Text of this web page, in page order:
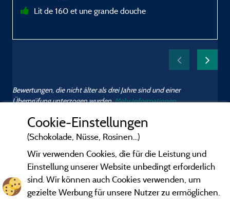
Lit de 160 et une grande douche
Bewertungen, die nicht älter als drei Jahre sind und einer
Überprüfung unterzogen wurden.Mehr Informationen
Cookie-Einstellungen
(Schokolade, Nüsse, Rosinen...)
Wir verwenden Cookies, die für die Leistung und
Einstellung unserer Website unbedingt erforderlich
sind. Wir können auch Cookies verwenden, um
gezielte Werbung für unsere Nutzer zu ermöglichen.